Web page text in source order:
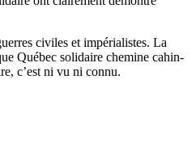
civiles et impérialistes. La
Québec solidaire chemine cahin-
c’est ni vu ni connu.